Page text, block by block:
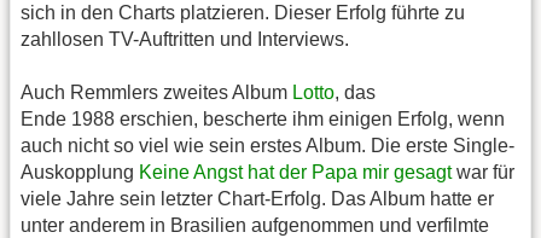
sich in den Charts platzieren. Dieser Erfolg führte zu
zahllosen TV-Auftritten und Interviews.
Auch Remmlers zweites Album Lotto, das
Ende 1988 erschien, bescherte ihm einigen Erfolg, wenn
auch nicht so viel wie sein erstes Album. Die erste Single-
Auskopplung Keine Angst hat der Papa mir gesagtwar für
viele Jahre sein letzter Chart-Erfolg. Das Album hatte er
unter anderem in Brasilien aufgenommen und verfilmte